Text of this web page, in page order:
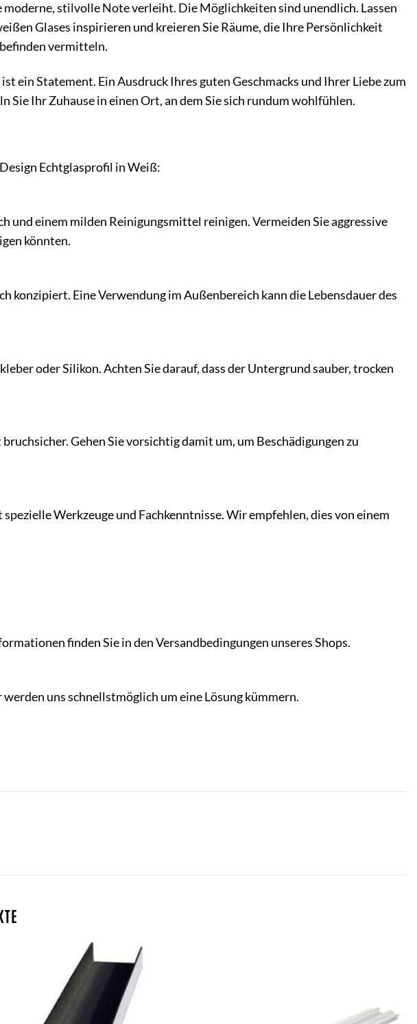
stilvolle Note verleiht. Die Möglichkeiten sind unendlich. Lassen
Glases inspirieren und kreieren Sie Räume, die Ihre Persönlichkeit
vermitteln.
ein Statement. Ein Ausdruck Ihres guten Geschmacks und Ihrer Liebe zum
Ihr Zuhause in einen Ort, an dem Sie sich rundum wohlfühlen.
Echtglasprofil in Weiß:
und einem milden Reinigungsmittel reinigen. Vermeiden Sie aggressive
könnten.
konzipiert. Eine Verwendung im Außenbereich kann die Lebensdauer des
oder Silikon. Achten Sie darauf, dass der Untergrund sauber, trocken
Gehen Sie vorsichtig damit um, um Beschädigungen zu
Werkzeuge und Fachkenntnisse. Wir empfehlen, dies von einem
finden Sie in den Versandbedingungen unseres Shops.
uns schnellstmöglich um eine Lösung kümmern.